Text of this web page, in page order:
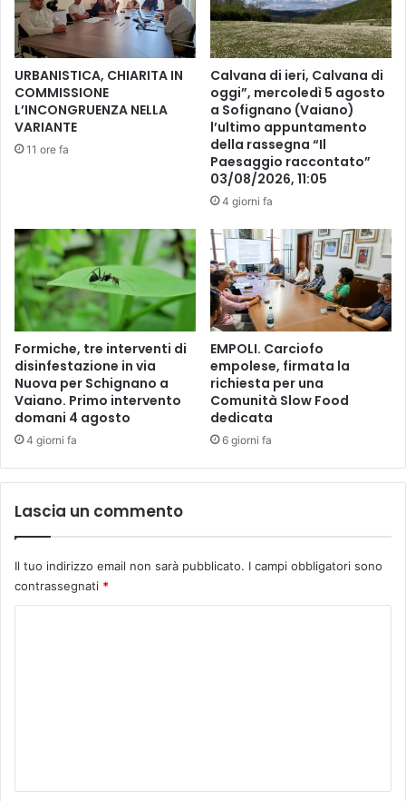
a
l
o
r
o
p
i
c
d
i
.
A
c
c
o
r
d
o
A
u
l
e
n
o
i
s
u
a
a
d
A
URBANISTICA, CHIARITA IN
COMMISSIONE
L’INCONGRUENZA NELLA
VARIANTE
11 ore fa
Calvana di ieri, Calvana di
oggi”, mercoledì 5 agosto
a Sofignano (Vaiano)
l’ultimo appuntamento
della rassegna “Il
Paesaggio raccontato”
03/08/2026, 11:05
4 giorni fa
Formiche, tre interventi di
disinfestazione in via
Nuova per Schignano a
Vaiano. Primo intervento
domani 4 agosto
4 giorni fa
EMPOLI. Carciofo
empolese, firmata la
richiesta per una
Comunità Slow Food
dedicata
6 giorni fa
Lascia un commento
Il tuo indirizzo email non sarà pubblicato. I campi obbligatori sono
contrassegnati *